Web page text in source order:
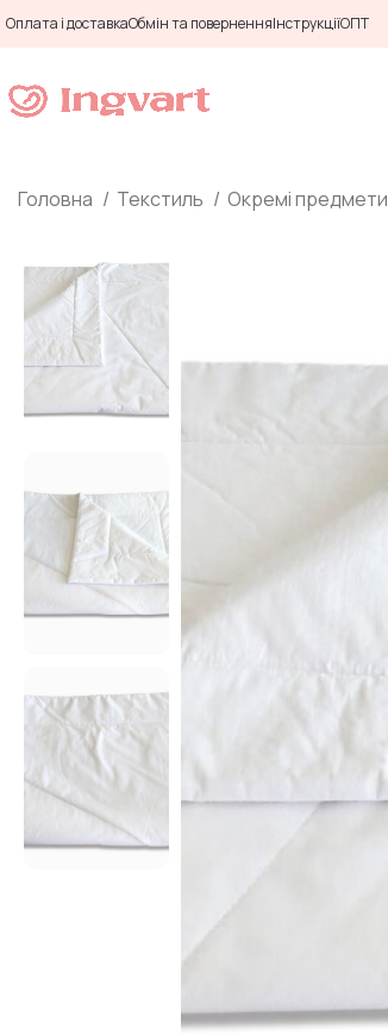
Оплата і доставкаОбмін та поверненняІнструкціїОПТ
Головна Текстиль Окремі предмети